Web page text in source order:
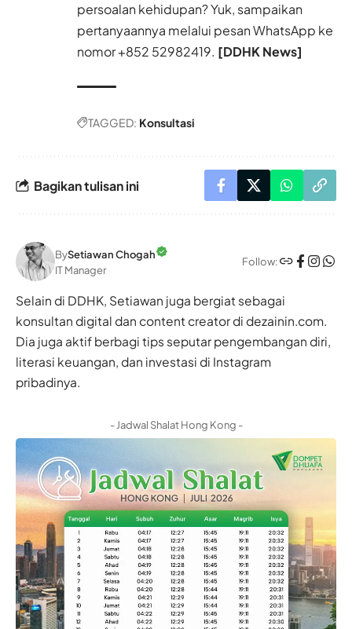
persoalan kehidupan? Yuk, sampaikan
pertanyaannya melalui pesan WhatsApp ke
nomor+852 52982419. [DDHK News]
TAGGED: Konsultasi
Bagikan tulisan ini
BySetiawan Chogah
IT Manager
Follow:
Selain di DDHK, Setiawan juga bergiat sebagai
konsultan digital dan content creator di dezainin.com.
Dia juga aktif berbagi tips seputar pengembangan diri,
literasi keuangan, dan investasi di Instagram
pribadinya.
- Jadwal Shalat Hong Kong -